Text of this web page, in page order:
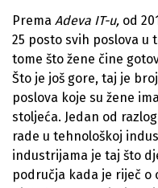
Prema Adeva IT-u, od
25 posto svih poslova
tome što žene čine
Što je još gore, taj je
poslova koje su žene
stoljeća. Jedan od
rade u tehnološkoj
industrijama je taj što
područja kada je riječ o